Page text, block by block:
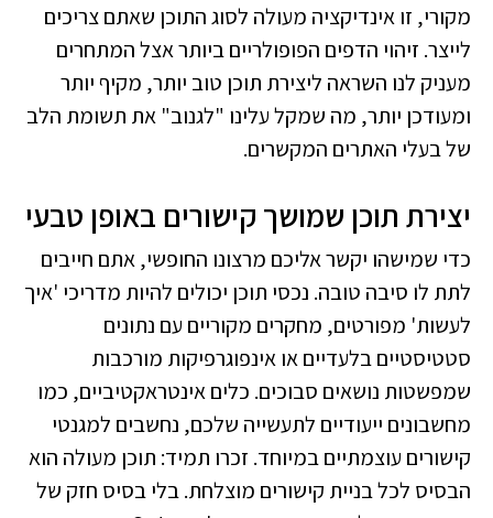
מקורי, זו אינדיקציה מעולה לסוג התוכן שאתם צריכים
לייצר. זיהוי הדפים הפופולריים ביותר אצל המתחרים
מעניק לנו השראה ליצירת תוכן טוב יותר, מקיף יותר
ומעודכן יותר, מה שמקל עלינו "לגנוב" את תשומת הלב
של בעלי האתרים המקשרים.
יצירת תוכן שמושך קישורים באופן טבעי
כדי שמישהו יקשר אליכם מרצונו החופשי, אתם חייבים
לתת לו סיבה טובה. נכסי תוכן יכולים להיות מדריכי 'איך
לעשות' מפורטים, מחקרים מקוריים עם נתונים
סטטיסטיים בלעדיים או אינפוגרפיקות מורכבות
שמפשטות נושאים סבוכים. כלים אינטראקטיביים, כמו
מחשבונים ייעודיים לתעשייה שלכם, נחשבים למגנטי
קישורים עוצמתיים במיוחד. זכרו תמיד: תוכן מעולה הוא
הבסיס לכל בניית קישורים מוצלחת. בלי בסיס חזק של